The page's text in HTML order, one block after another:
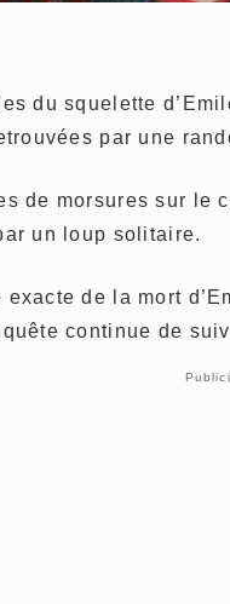
du squelette
par une
de morsures sur le
un loup solitaire.
exacte de la mort
continue de